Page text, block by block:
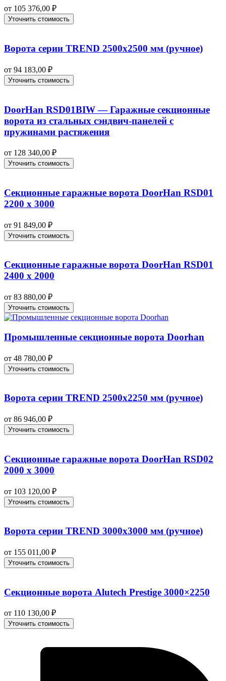
от 105 376,00 ₽
Уточнить стоимость
Ворота серии TREND 2500х2500 мм (ручное)
от 94 183,00 ₽
Уточнить стоимость
DoorHan RSD01BIW — Гаражные секционные
ворота из стальных сэндвич-панелей с
пружинами растяжения
от 128 340,00 ₽
Уточнить стоимость
Секционные гаражные ворота DoorHan RSD01
2200 х 3000
от 91 849,00 ₽
Уточнить стоимость
Секционные гаражные ворота DoorHan RSD01
2400 х 2000
от 83 880,00 ₽
Уточнить стоимость
Промышленные секционные ворота Doorhan
от 48 780,00 ₽
Уточнить стоимость
Ворота серии TREND 2500х2250 мм (ручное)
от 86 946,00 ₽
Уточнить стоимость
Секционные гаражные ворота DoorHan RSD02
2000 х 3000
от 103 120,00 ₽
Уточнить стоимость
Ворота серии TREND 3000х3000 мм (ручное)
от 155 011,00 ₽
Уточнить стоимость
Секционные ворота Alutech Prestige 3000×2250
от 110 130,00 ₽
Уточнить стоимость